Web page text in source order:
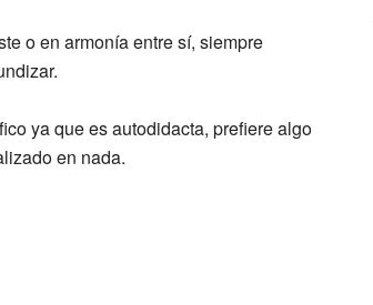
o en armonía entre sí, siempre
ya que es autodidacta, prefiere algo
en nada.